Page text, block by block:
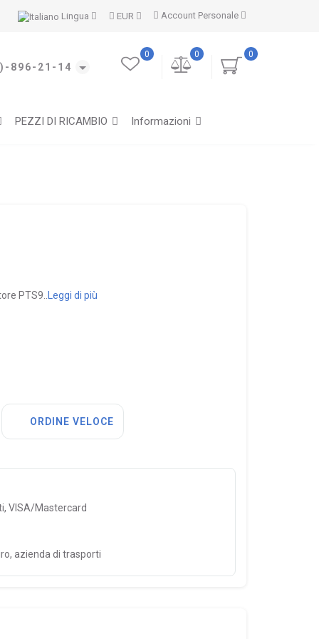
Account Personale
EUR
Lingua
896-21-14
0
0
0
PEZZI DI RICAMBIO Informazioni
PTS9.. Leggi di più
ORDINE VELOCE
VISA/Mastercard
azienda di trasporti